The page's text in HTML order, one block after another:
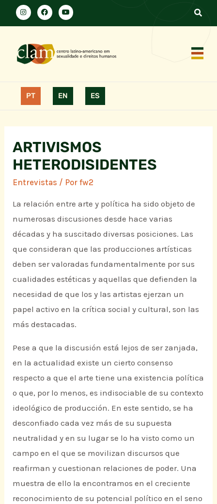
PT EN ES
ARTIVISMOS
HETERODISIDENTES
Entrevistas / Porfw2
La relación entre arte y política ha sido objeto de
numerosas discusiones desde hace varias
décadas y ha suscitado diversas posiciones. Las
que consideran que las producciones artísticas
deben ser valoradas fundamentalmente por sus
cualidades estéticas y aquellas que defienden la
necesidad de que los y las artistas ejerzan un
papel activo en la crítica social y cultural, son las
más destacadas.
Pese a que la discusión está lejos de ser zanjada,
en la actualidad existe un cierto consenso
respecto a que el arte tiene una existencia política
o que, por lo menos, es indisociable de su contexto
ideológico de producción. En este sentido, se ha
desconfiado cada vez más de su supuesta
neutralidad y en su lugar se lo ha visto como un
campo en el que se movilizan discursos que
reafirman y cuestionan relaciones de poder. Una
muestra de ello la encontramos en el creciente
reconocimiento de su potencial político en el seno